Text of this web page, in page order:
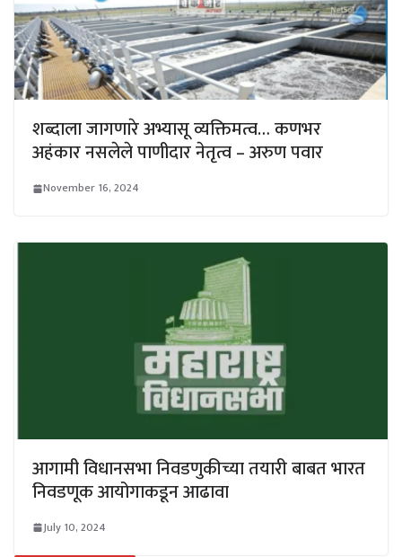
शब्दाला जागणारे अभ्यासू व्यक्तिमत्व… कणभर
अहंकार नसलेले पाणीदार नेतृत्व – अरुण पवार
November 16, 2024
आगामी विधानसभा निवडणुकीच्या तयारी बाबत भारत
निवडणूक आयोगाकडून आढावा
July 10, 2024